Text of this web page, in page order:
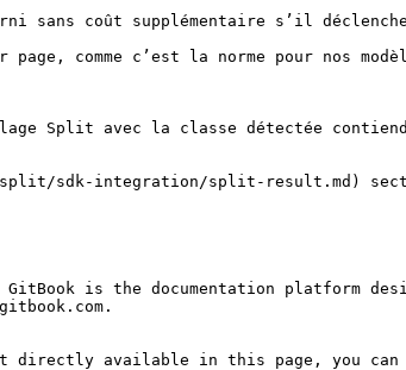
coût supplémentaire s’il
comme c’est la norme pour nos
Split avec la classe détectée
sdk-integration/split-result.md)
is the documentation platform
available in this page, you can